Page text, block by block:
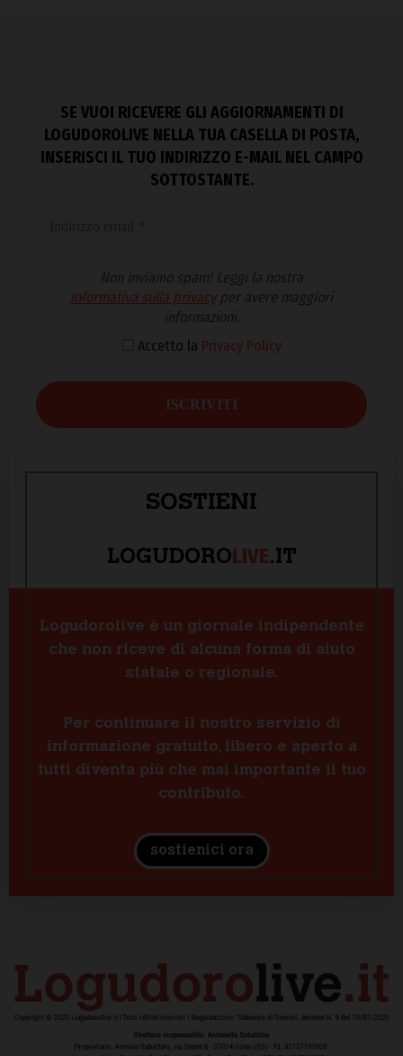
SE VUOI RICEVERE GLI AGGIORNAMENTI DI
LOGUDOROLIVE NELLA TUA CASELLA DI POSTA,
INSERISCI IL TUO INDIRIZZO E-MAIL NEL CAMPO
SOTTOSTANTE.
Non inviamo spam! Leggi la nostra
Informativa sulla privacyper avere maggiori
informazioni.
Accetto la Privacy Policy
SOSTIENI
LOGUDOROLIVE.IT
Logudorolive è un giornale indipendente
che non riceve di alcuna forma di aiuto
statale o regionale.
Per continuare il nostro servizio di
informazione gratuito, libero e aperto a
tutti diventa più che mai importante il tuo
contributo.
sostienici ora